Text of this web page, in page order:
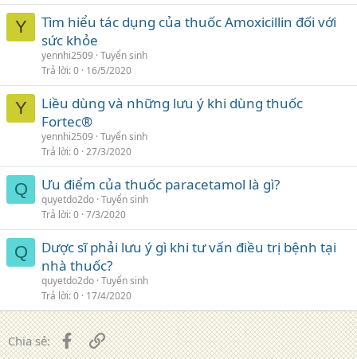
Y
Tìm hiểu tác dụng của thuốc Amoxicillin đối với
sức khỏe
yennhi2509 Tuyển sinh
Trả lời 0 16/5/2020
Y
Liều dùng và những lưu ý khi dùng thuốc
Fortec®
yennhi2509 Tuyển sinh
Trả lời 0 27/3/2020
Q Ưu điểm của thuốc paracetamol là gì?
quyetdo2do Tuyển sinh
Trả lời 0 7/3/2020
Q
Dược sĩ phải lưu ý gì khi tư vấn điều trị bệnh tại
nhà thuốc?
quyetdo2do Tuyển sinh
Trả lời 0 17/4/2020
Chia sẻ: FacebookLiên kết